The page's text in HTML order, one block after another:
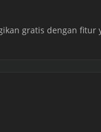
gratis dengan fitur